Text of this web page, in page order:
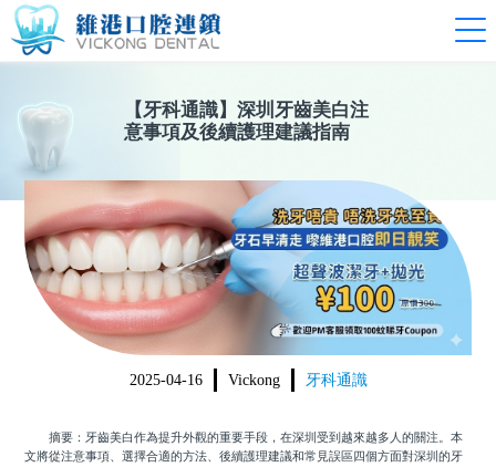
【 牙科通識】 深圳牙齒美白注
意事項及後續護理建議指南
2025-04-16 Vickong 牙科通識
摘要：牙齒美白作為提升外觀的重要手段，在深圳受到越來越多人的關注。本
文將從注意事項、選擇合適的方法、後續護理建議和常見誤區四個方面對深圳的牙